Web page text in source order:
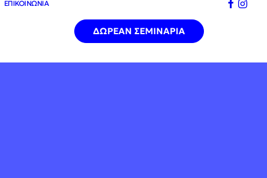
ΕΠΙΚΟΙΝΩΝΙΑ
ΔΩΡΕΑΝ ΣΕΜΙΝΑΡΙΑ